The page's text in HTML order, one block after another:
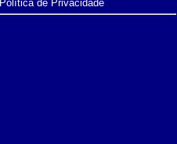
Política de Privacidade